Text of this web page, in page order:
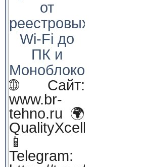
от
реестровых
Wi-Fi до
ПК и
Моноблоков!
🌐 Сайт:
www.br-
tehno.ru 🌍
QualityXcellence.ru
📱
Telegram: